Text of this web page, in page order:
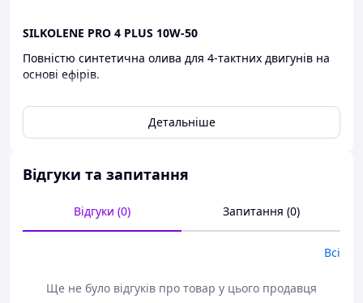
SILKOLENE PRO 4 PLUS 10W-50
Повністю синтетична олива для 4-тактних двигунів на
основі ефірів.
синтетичних ефірів для забезпечення підвищеної
потужності, оптимального захисту двигуна,
перегонів. Спеціально досліджені синтетичні ефіри
захист поверхні від запуску до максимальної
продуктивності в будь-яких умовах навколишнього
Superbike, Supersport і Superstock показують значне
Детальніше
Відгуки та запитання
Відгуки (0) Запитання (0)
Всі
Ще не було відгуків про товар у цього продавця